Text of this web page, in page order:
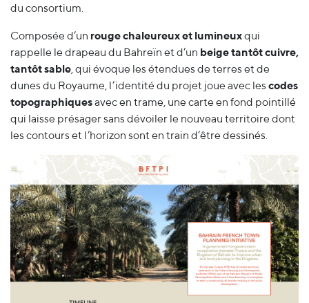
du consortium.
Composée d’un rouge chaleureux et lumineuxqui
rappelle le drapeau du Bahreïn et d’un beige tantôt cuivre,
tantôt sable , qui évoque les étendues de terres et de
dunes du Royaume, l’identité du projet joue avec les codes
topographiquesavec en trame, une carte en fond pointillé
qui laisse présager sans dévoiler le nouveau territoire dont
les contours et l’horizon sont en train d’être dessinés.